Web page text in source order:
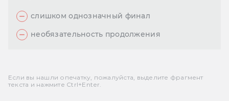
слишком однозначный финал
необязательность продолжения
Если вы нашли опечатку, пожалуйста, выделите фрагмент
текста и нажмите Ctrl+Enter.